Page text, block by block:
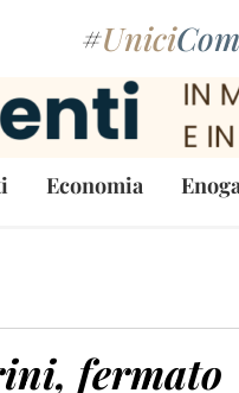
#Unici
Economia
fermato